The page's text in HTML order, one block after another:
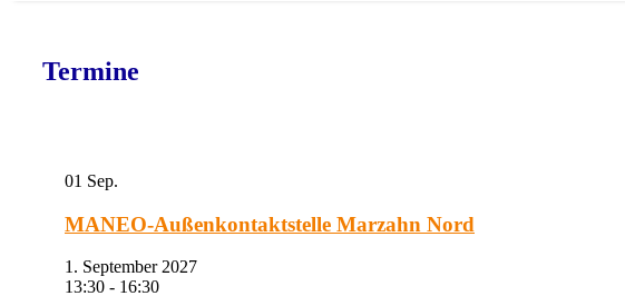
Termine
01 Sep.
MANEO-Außenkontaktstelle Marzahn Nord
1. September 2027
13:30 - 16:30